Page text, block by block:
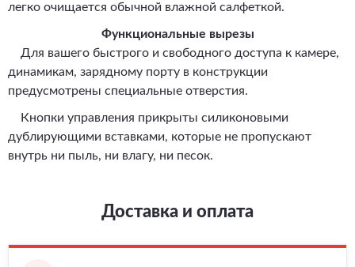
легко очищается обычной влажной салфеткой.
Функциональные вырезы
Для вашего быстрого и свободного доступа к камере,
динамикам, зарядному порту в конструкции
предусмотрены специальные отверстия.
Кнопки управления прикрыты силиконовыми
дублирующими вставками, которые не пропускают
внутрь ни пыль, ни влагу, ни песок.
Доставка и оплата